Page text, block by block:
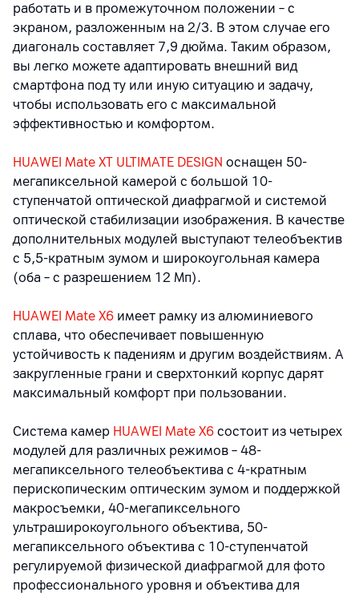
работать и в промежуточном положении – с
экраном, разложенным на 2/3. В этом случае его
диагональ составляет 7,9 дюйма. Таким образом,
вы легко можете адаптировать внешний вид
смартфона под ту или иную ситуацию и задачу,
чтобы использовать его с максимальной
эффективностью и комфортом.
HUAWEI Mate XT ULTIMATE DESIGN оснащен 50-
мегапиксельной камерой с большой 10-
ступенчатой оптической диафрагмой и системой
оптической стабилизации изображения. В качестве
дополнительных модулей выступают телеобъектив
с 5,5-кратным зумом и широкоугольная камера
(оба – с разрешением 12 Мп).
HUAWEI Mate X6 имеет рамку из алюминиевого
сплава, что обеспечивает повышенную
устойчивость к падениям и другим воздействиям. А
закругленные грани и сверхтонкий корпус дарят
максимальный комфорт при пользовании.
Система камер HUAWEI Mate X6 состоит из четырех
модулей для различных режимов – 48-
мегапиксельного телеобъектива с 4-кратным
перископическим оптическим зумом и поддержкой
макросъемки, 40-мегапиксельного
ультраширокоугольного объектива, 50-
мегапиксельного объектива с 10-ступенчатой
регулируемой физической диафрагмой для фото
профессионального уровня и объектива для